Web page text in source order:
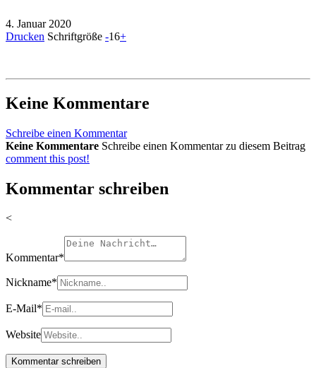
4. Januar 2020
Drucken Schriftgröße -16+
Keine Kommentare
Schreibe einen Kommentar
Keine Kommentare Schreibe einen Kommentar zu diesem Beitrag
comment this post!
Kommentar schreiben
<
Kommentar*
Nickname*
E-Mail*
Website